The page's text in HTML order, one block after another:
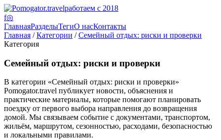
работаем с 2018
f◎
ГлавнаяРазделыТегиО насКонтакты
Главная /Категории /Семейный отдых: риски и проверки
Категория
Семейный отдых: риски и проверки
В категории «Семейный отдых: риски и проверки»
Pomogator.travel публикует новости, объяснения и
практические материалы, которые помогают планировать
поездку от первого выбора направления до возвращения
домой. Мы связываем событие с документами, транспортом,
жильём, маршрутом, сезонностью, расходами, безопасностью
и локальными правилами.